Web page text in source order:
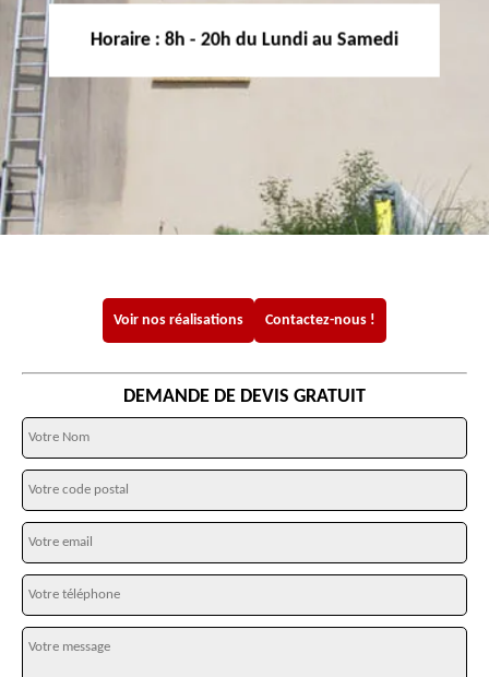
Horaire : 8h - 20h du Lundi au Samedi
Voir nos réalisations Contactez-nous !
DEMANDE DE DEVIS GRATUIT